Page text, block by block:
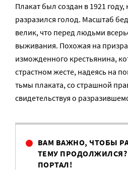
Плакат был создан в 1921
разразился голод. Масштаб
велик, что перед людьми
выживания. Похожая на
изможденного крестьянина,
страстном жесте, надеясь на
тьмы плаката, со страшной
свидетельствуя о
ВАМ ВАЖНО, ЧТОБЫ
ТЕМУ
ПОРТАЛ!